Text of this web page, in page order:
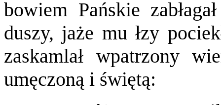
bowiem Pańskie
duszy, jaże mu łzy
zaskamlał wpatrzony
umęczoną i świętą: